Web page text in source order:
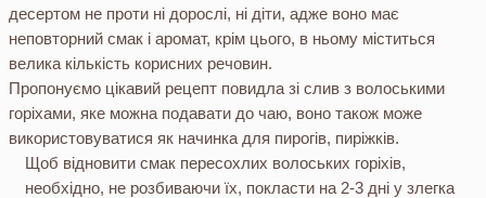
десертом не проти ні дорослі, ні діти, адже воно має
неповторний смак і аромат, крім цього, в ньому міститься
велика кількість корисних речовин.
Пропонуємо цікавий рецепт повидла зі слив з волоськими
горіхами, яке можна подавати до чаю, воно також може
використовуватися як начинка для пирогів, пиріжків.
Щоб відновити смак пересохлих волоських горіхів,
необхідно, не розбиваючи їх, покласти на 2-3 дні у злегка